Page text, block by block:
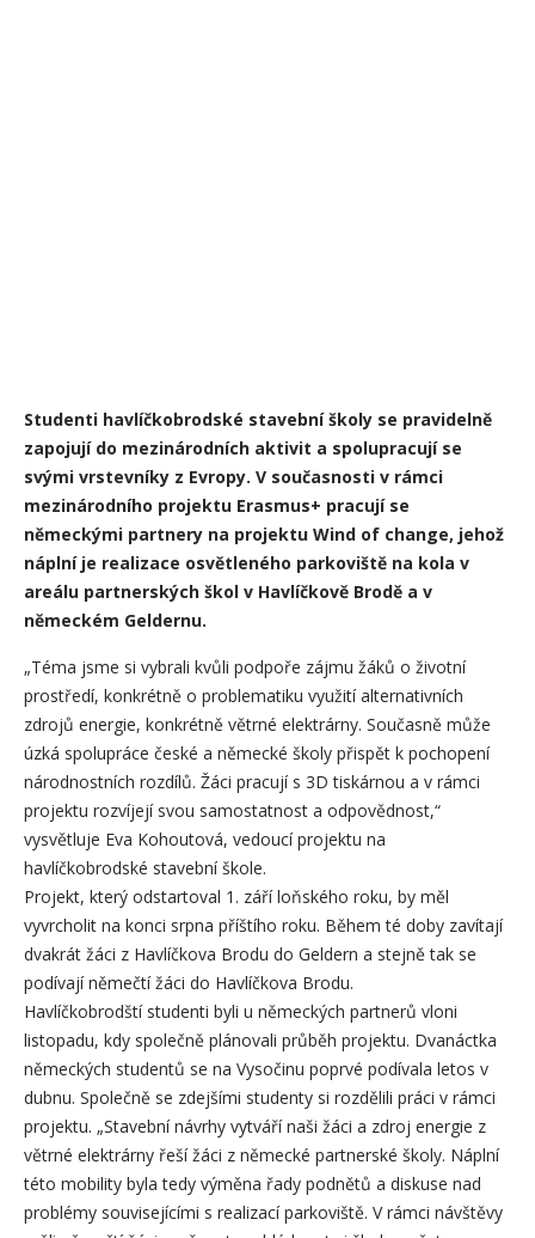
Studenti havlíčkobrodské stavební školy se pravidelně
zapojují do mezinárodních aktivit a spolupracují se
svými vrstevníky z Evropy. V současnosti v rámci
mezinárodního projektu Erasmus+ pracují se
německými partnery na projektu Wind of change, jehož
náplní je realizace osvětleného parkoviště na kola v
areálu partnerských škol v Havlíčkově Brodě a v
německém Geldernu.
„Téma jsme si vybrali kvůli podpoře zájmu žáků o životní
prostředí, konkrétně o problematiku využití alternativních
zdrojů energie, konkrétně větrné elektrárny. Současně může
úzká spolupráce české a německé školy přispět k pochopení
národnostních rozdílů. Žáci pracují s 3D tiskárnou a v rámci
projektu rozvíjejí svou samostatnost a odpovědnost,“
vysvětluje Eva Kohoutová, vedoucí projektu na
havlíčkobrodské stavební škole.
Projekt, který odstartoval 1. září loňského roku, by měl
vyvrcholit na konci srpna příštího roku. Během té doby zavítají
dvakrát žáci z Havlíčkova Brodu do Geldern a stejně tak se
podívají němečtí žáci do Havlíčkova Brodu.
Havlíčkobrodští studenti byli u německých partnerů vloni
listopadu, kdy společně plánovali průběh projektu. Dvanáctka
německých studentů se na Vysočinu poprvé podívala letos v
dubnu. Společně se zdejšími studenty si rozdělili práci v rámci
projektu. „Stavební návrhy vytváří naši žáci a zdroj energie z
větrné elektrárny řeší žáci z německé partnerské školy. Náplní
této mobility byla tedy výměna řady podnětů a diskuse nad
problémy souvisejícími s realizací parkoviště. V rámci návštěvy